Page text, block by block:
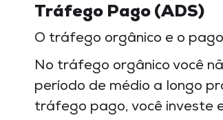
Tráfego Pago (ADS)
O tráfego orgânico e o
No tráfego orgânico você
período de médio a longo
tráfego pago, você investe